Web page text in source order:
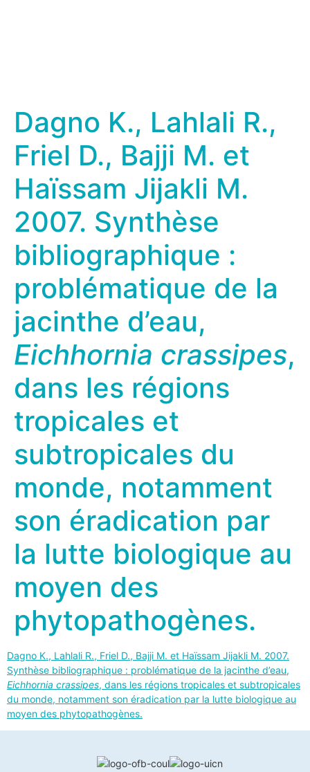
Dagno K., Lahlali R.,
Friel D., Bajji M. et
Haïssam Jijakli M.
2007. Synthèse
bibliographique :
problématique de la
jacinthe d’eau,
Eichhornia crassipes,
dans les régions
tropicales et
subtropicales du
monde, notamment
son éradication par
la lutte biologique au
moyen des
phytopathogènes.
Dagno K., Lahlali R., Friel D., Bajji M. et Haïssam Jijakli M. 2007.
Synthèse bibliographique : problématique de la jacinthe d’eau,
Eichhornia crassipes, dans les régions tropicales et subtropicales
du monde, notamment son éradication par la lutte biologique au
moyen des phytopathogènes.